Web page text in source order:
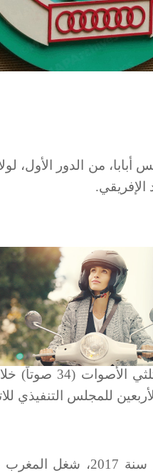
أبابا، من الدور الأول،
الإفريقي.
وحصلت المملكة على
للمجلس التنفيذي
ومنذ عودته إلى الاتحاد